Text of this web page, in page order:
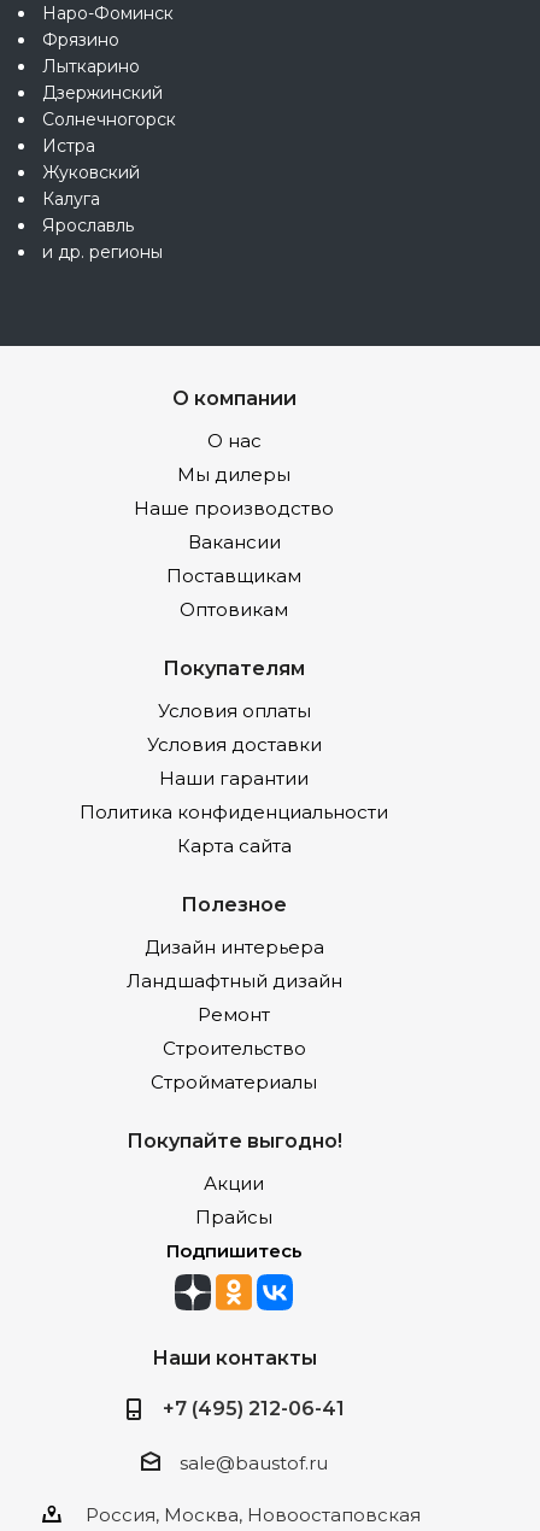
Наро-Фоминск
Фрязино
Лыткарино
Дзержинский
Солнечногорск
Истра
Жуковский
Калуга
Ярославль
и др. регионы
О компании
О нас
Мы дилеры
Наше производство
Вакансии
Поставщикам
Оптовикам
Покупателям
Условия оплаты
Условия доставки
Наши гарантии
Политика конфиденциальности
Карта сайта
Полезное
Дизайн интерьера
Ландшафтный дизайн
Ремонт
Строительство
Стройматериалы
Покупайте выгодно!
Акции
Прайсы
Подпишитесь
Наши контакты
+7 (495) 212-06-41
sale@baustof.ru
Россия, Москва, Новоостаповская